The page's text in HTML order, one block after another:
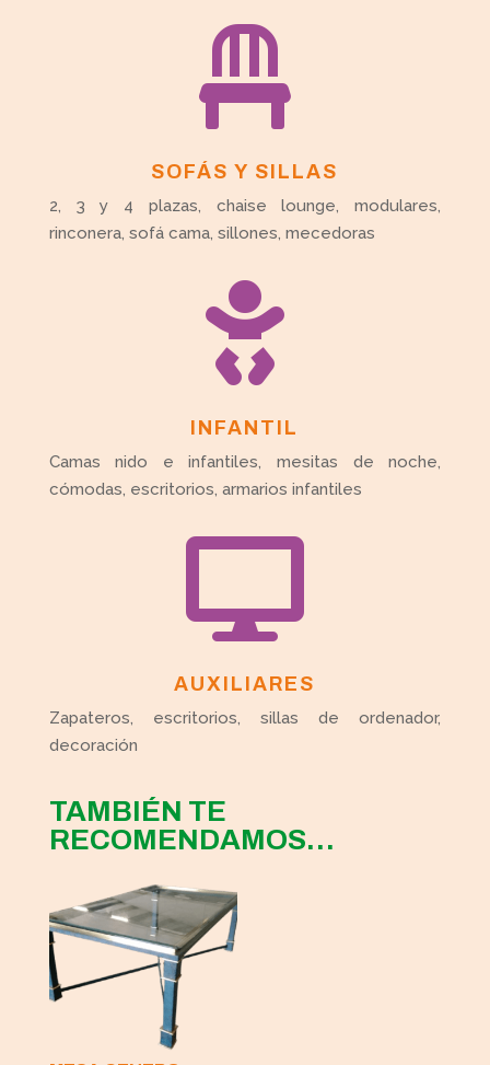

SOFÁS Y SILLAS
2, 3 y 4 plazas, chaise lounge, modulares,
rinconera, sofá cama, sillones, mecedoras

INFANTIL
Camas nido e infantiles, mesitas de noche,
cómodas, escritorios, armarios infantiles

AUXILIARES
Zapateros, escritorios, sillas de ordenador,
decoración
TAMBIÉN TE
RECOMENDAMOS…